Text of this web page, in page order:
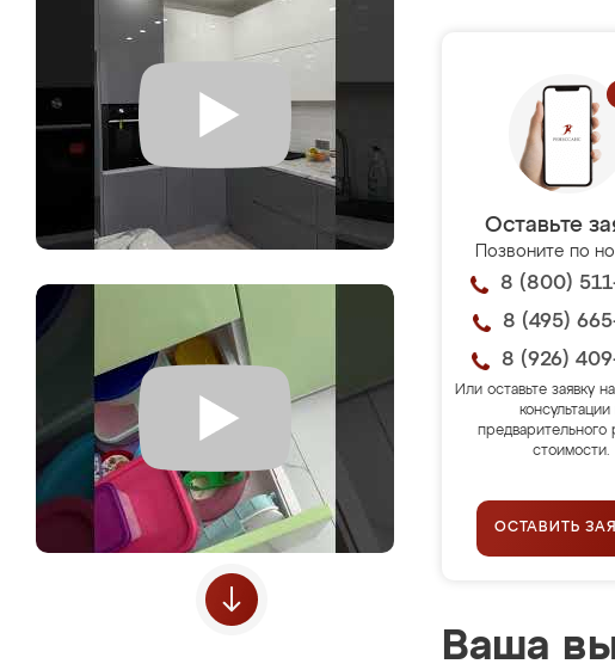
Оставьте
Позвоните по
8 (800)
8 (495)
8 (926)
Или оставьте заявку
консультации
предварительного
стоимости.
ОСТАВИТЬ
Ваша